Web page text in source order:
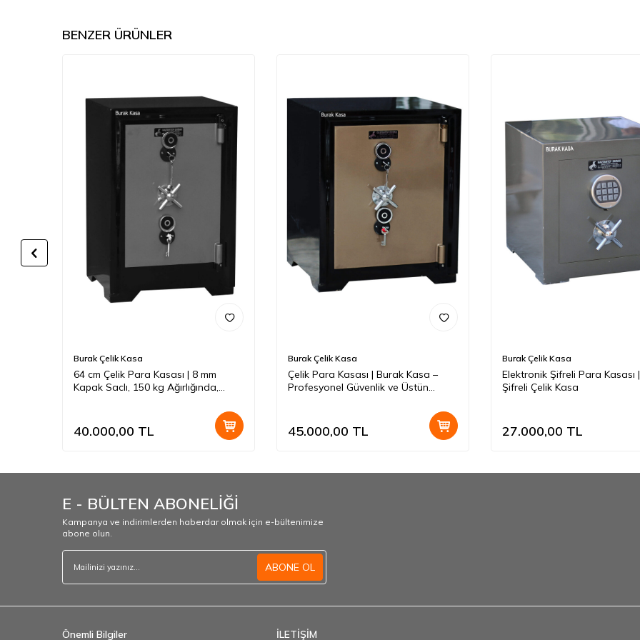
BENZER ÜRÜNLER
Burak Çelik Kasa
64 cm Çelik Para Kasası | 8 mm
Kapak Saclı, 150 kg Ağırlığında,
Güvenlikli Kasa – Burak Çelik Kasa
İmalatı
40.000,00 TL
Burak Çelik Kasa
Çelik Para Kasası | Burak Kasa –
Profesyonel Güvenlik ve Üstün
45.000,00 TL
Burak Çelik Kasa
Elektronik Şifreli Para Kasası
Şifreli Çelik Kasa
27.000,00 TL
E - BÜLTEN ABONELİĞİ
Kampanya ve indirimlerden haberdar olmak için e-bültenimize
abone olun.
ABONE OL
Önemli Bilgiler İLETİŞİM